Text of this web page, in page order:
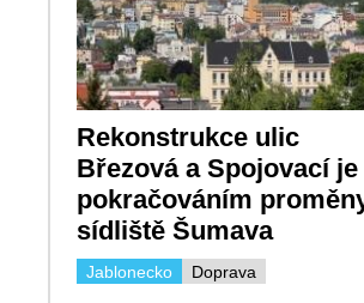
Rekonstrukce ulic
Březová a Spojovací je
pokračováním
sídliště Šumava
Doprava
Jablonecko